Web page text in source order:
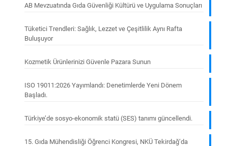
AB Mevzuatında Gıda Güvenliği Kültürü ve Uygulama Sonuçları
Tüketici Trendleri: Sağlık, Lezzet ve Çeşitlilik Aynı Rafta
Buluşuyor
Kozmetik Ürünlerinizi Güvenle Pazara Sunun
ISO 19011:2026 Yayımlandı: Denetimlerde Yeni Dönem
Başladı.
Türkiye’de sosyo-ekonomik statü (SES) tanımı güncellendi.
15. Gıda Mühendisliği Öğrenci Kongresi, NKÜ Tekirdağ’da